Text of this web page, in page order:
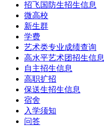
招飞国防生招生信息
微高校
新生群
学费
艺术类专业成绩查询
高水平艺术团招生信息
自主招生信息
高职扩招
保送生招生信息
宿舍
入学须知
问答